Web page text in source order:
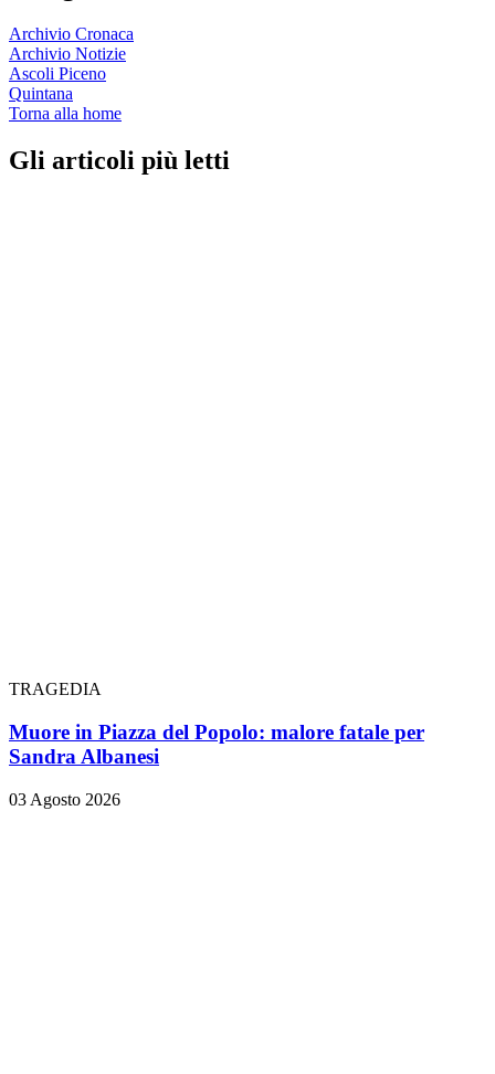
Archivio Cronaca
Archivio Notizie
Ascoli Piceno
Quintana
Torna alla home
Gli articoli più letti
TRAGEDIA
Muore in Piazza del Popolo: malore fatale per
Sandra Albanesi
03 Agosto 2026